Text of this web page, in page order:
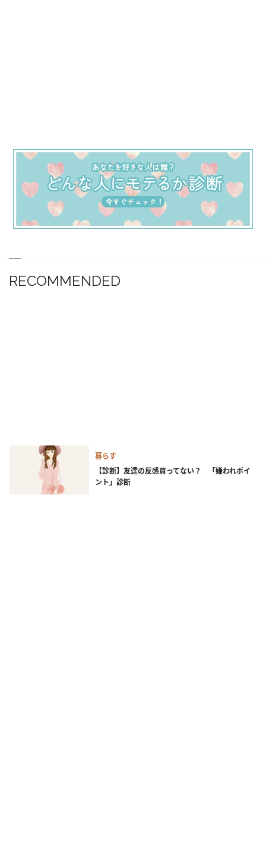
RECOMMENDED
暮らす
【診断】友達の反感買ってない？ 「嫌われポイ
ント」診断